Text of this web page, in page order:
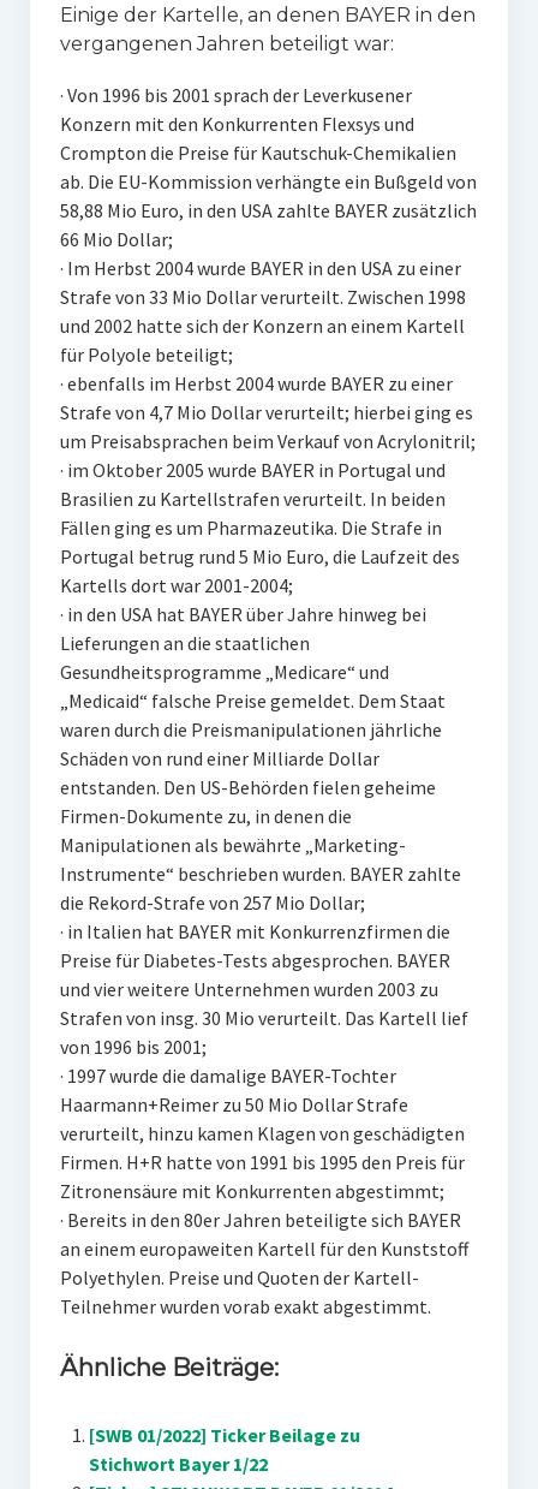
Einige der Kartelle, an denen BAYER in den
vergangenen Jahren beteiligt war:
· Von 1996 bis 2001 sprach der Leverkusener
Konzern mit den Konkurrenten Flexsys und
Crompton die Preise für Kautschuk-Chemikalien
ab. Die EU-Kommission verhängte ein Bußgeld von
58,88 Mio Euro, in den USA zahlte BAYER zusätzlich
66 Mio Dollar;
· Im Herbst 2004 wurde BAYER in den USA zu einer
Strafe von 33 Mio Dollar verurteilt. Zwischen 1998
und 2002 hatte sich der Konzern an einem Kartell
für Polyole beteiligt;
· ebenfalls im Herbst 2004 wurde BAYER zu einer
Strafe von 4,7 Mio Dollar verurteilt; hierbei ging es
um Preisabsprachen beim Verkauf von Acrylonitril;
· im Oktober 2005 wurde BAYER in Portugal und
Brasilien zu Kartellstrafen verurteilt. In beiden
Fällen ging es um Pharmazeutika. Die Strafe in
Portugal betrug rund 5 Mio Euro, die Laufzeit des
Kartells dort war 2001-2004;
· in den USA hat BAYER über Jahre hinweg bei
Lieferungen an die staatlichen
Gesundheitsprogramme „Medicare“ und
„Medicaid“ falsche Preise gemeldet. Dem Staat
waren durch die Preismanipulationen jährliche
Schäden von rund einer Milliarde Dollar
entstanden. Den US-Behörden fielen geheime
Firmen-Dokumente zu, in denen die
Manipulationen als bewährte „Marketing-
Instrumente“ beschrieben wurden. BAYER zahlte
die Rekord-Strafe von 257 Mio Dollar;
· in Italien hat BAYER mit Konkurrenzfirmen die
Preise für Diabetes-Tests abgesprochen. BAYER
und vier weitere Unternehmen wurden 2003 zu
Strafen von insg. 30 Mio verurteilt. Das Kartell lief
von 1996 bis 2001;
· 1997 wurde die damalige BAYER-Tochter
Haarmann+Reimer zu 50 Mio Dollar Strafe
verurteilt, hinzu kamen Klagen von geschädigten
Firmen. H+R hatte von 1991 bis 1995 den Preis für
Zitronensäure mit Konkurrenten abgestimmt;
· Bereits in den 80er Jahren beteiligte sich BAYER
an einem europaweiten Kartell für den Kunststoff
Polyethylen. Preise und Quoten der Kartell-
Teilnehmer wurden vorab exakt abgestimmt.
Ähnliche Beiträge:
[SWB 01/2022] Ticker Beilage zu
Stichwort Bayer 1/22